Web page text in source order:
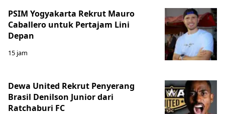
PSIM Yogyakarta Rekrut Mauro
Caballero untuk Pertajam Lini
Depan
15 jam
Dewa United Rekrut Penyerang
Brasil Denilson Junior dari
Ratchaburi FC